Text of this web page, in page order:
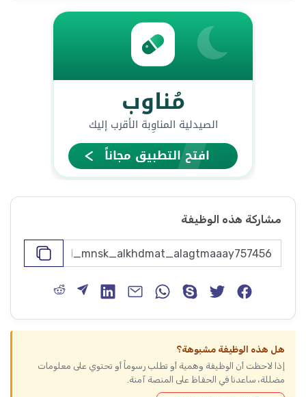
مشاركة هذه الوظيفة
هل هذه الوظيفة مشبوهة؟
إذا لاحظت أن الوظيفة وهمية أو تطلب رسوماً أو تحتوي على معلومات
مضللة، ساعدنا في الحفاظ على المنصة آمنة.